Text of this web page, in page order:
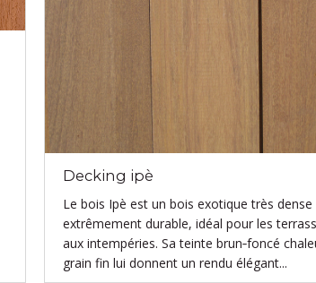
Decking ipè
Le bois Ipè est un bois exotique très dense
extrêmement durable, idéal pour les
aux intempéries. Sa teinte brun‑foncé
grain fin lui donnent un rendu élégant...